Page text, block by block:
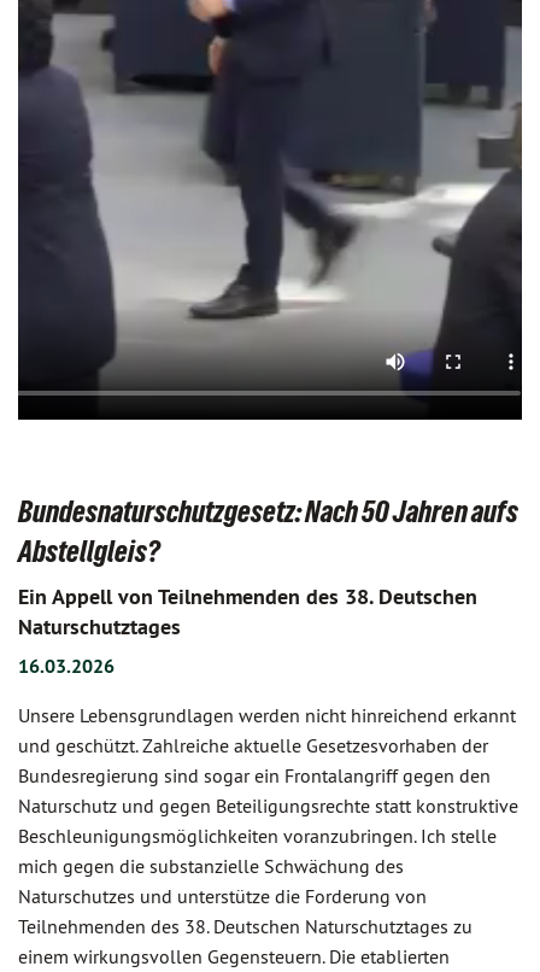
Bundesnaturschutzgesetz: Nach 50 Jahren aufs
Abstellgleis?
Ein Appell von Teilnehmenden des 38. Deutschen
Naturschutztages
16.03.2026
Unsere Lebensgrundlagen werden nicht hinreichend erkannt
und geschützt. Zahlreiche aktuelle Gesetzesvorhaben der
Bundesregierung sind sogar ein Frontalangriff gegen den
Naturschutz und gegen Beteiligungsrechte statt konstruktive
Beschleunigungsmöglichkeiten voranzubringen. Ich stelle
mich gegen die substanzielle Schwächung des
Naturschutzes und unterstütze die Forderung von
Teilnehmenden des 38. Deutschen Naturschutztages zu
einem wirkungsvollen Gegensteuern. Die etablierten